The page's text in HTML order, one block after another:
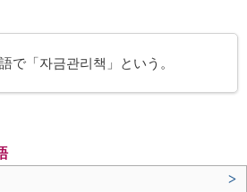
で「자금관리책」という。
>